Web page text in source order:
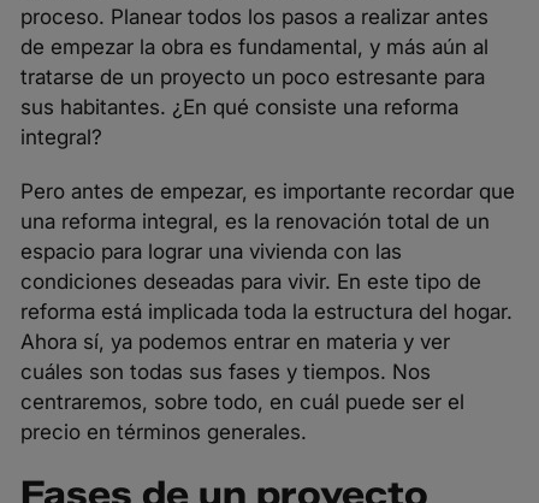
proceso. Planear todos los pasos a realizar antes
de empezar la obra es fundamental, y más aún al
tratarse de un proyecto un poco estresante para
sus habitantes. ¿En qué consiste una reforma
integral?
Pero antes de empezar, es importante recordar que
una reforma integral, es la renovación total de un
espacio para lograr una vivienda con las
condiciones deseadas para vivir. En este tipo de
reforma está implicada toda la estructura del hogar.
Ahora sí, ya podemos entrar en materia y ver
cuáles son todas sus fases y tiempos. Nos
centraremos, sobre todo, en cuál puede ser el
precio en términos generales.
Fases de un proyecto